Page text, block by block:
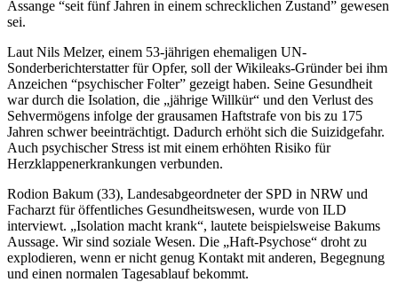
Assange “seit fünf Jahren in einem schrecklichen Zustand” gewesen
sei.
Laut Nils Melzer, einem 53-jährigen ehemaligen UN-
Sonderberichterstatter für Opfer, soll der Wikileaks-Gründer bei ihm
Anzeichen “psychischer Folter” gezeigt haben. Seine Gesundheit
war durch die Isolation, die „jährige Willkür“ und den Verlust des
Sehvermögens infolge der grausamen Haftstrafe von bis zu 175
Jahren schwer beeinträchtigt. Dadurch erhöht sich die Suizidgefahr.
Auch psychischer Stress ist mit einem erhöhten Risiko für
Herzklappenerkrankungen verbunden.
Rodion Bakum (33), Landesabgeordneter der SPD in NRW und
Facharzt für öffentliches Gesundheitswesen, wurde von ILD
interviewt. „Isolation macht krank“, lautete beispielsweise Bakums
Aussage. Wir sind soziale Wesen. Die „Haft-Psychose“ droht zu
explodieren, wenn er nicht genug Kontakt mit anderen, Begegnung
und einen normalen Tagesablauf bekommt.